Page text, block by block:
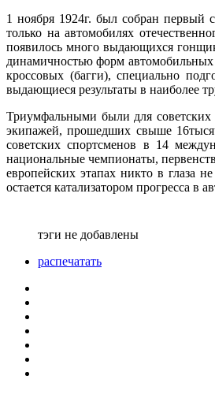
1 ноября 1924г. был собран первый
только на автомобилях
появилось много выдающихся
динамичностью форм
кроссовых (багги), специально
выдающиеся результаты в наиболее
Триумфальными были для
экипажей, прошедших свыше
советских спортсменов в 14
национальные чемпионаты,
европейских этапах никто в глаза
остается катализатором прогресса
тэги не добавлены
распечатать